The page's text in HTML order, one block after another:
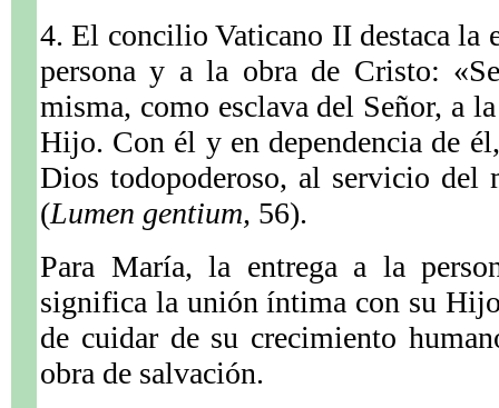
4. El concilio Vaticano II destaca la
persona y a la obra de Cristo:
misma, como esclava del Señor, a
Hijo. Con él y en dependencia de
Dios todopoderoso, al servicio del
(Lumen gentium, 56).
Para María, la entrega a la
significa la unión íntima con su
de cuidar de su crecimiento
obra de salvación.